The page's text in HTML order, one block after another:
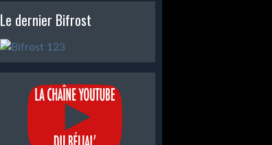
Le dernier Bifrost